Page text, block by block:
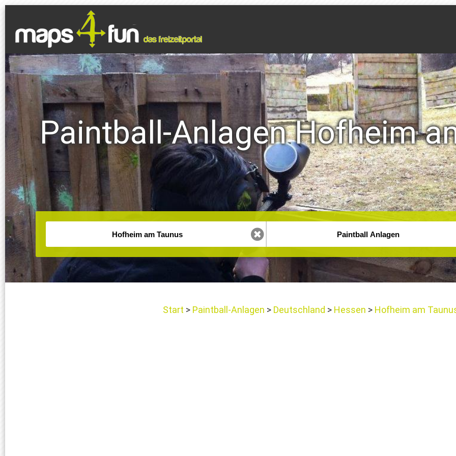
Paintball-Anlagen Hofheim
Start Paintball-Anlagen Deutschland Hessen Hofheim am